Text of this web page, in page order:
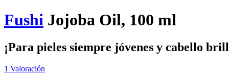
Fushi Jojoba Oil, 100 ml
¡Para pieles siempre jóvenes y cabello
1 Valoración